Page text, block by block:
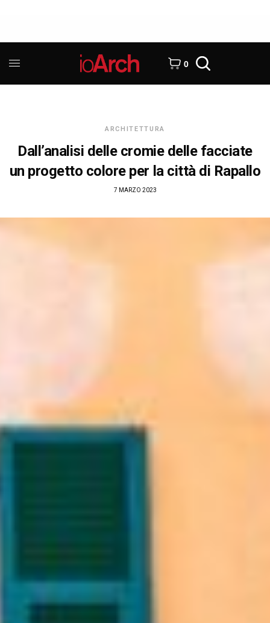
0
ARCHITETTURA
Dall’analisi delle cromie delle facciate
un progetto colore per la città di Rapallo
7 MARZO 2023